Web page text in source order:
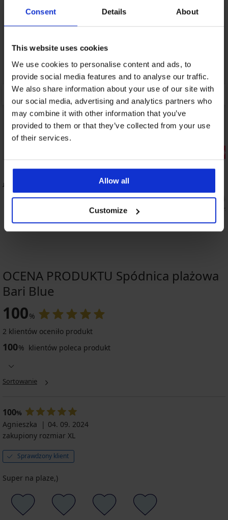
Consent Details About
This website uses cookies
We use cookies to personalise content and ads, to
provide social media features and to analyse our traffic.
We also share information about your use of our site with
our social media, advertising and analytics partners who
may combine it with other information that you’ve
provided to them or that they’ve collected from your use
of their services.
Allow all
Customize
4,7
Up z
5
Biustonosz Spacer 3D Lady Grace New
Zniżka -40%
Szorty
OCENA PRODUKTU Spódnica plażowa
Bari Blue
100%
2 klientów oceniło produkt
100% klientów poleca produkt
Sortowanie
100%
Agnieszka
04. 09. 2024
zakupiony rozmiar XL
Sprawdzony klient
Super na plaze,)